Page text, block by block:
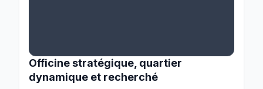
Officine stratégique, quartier
dynamique et recherché